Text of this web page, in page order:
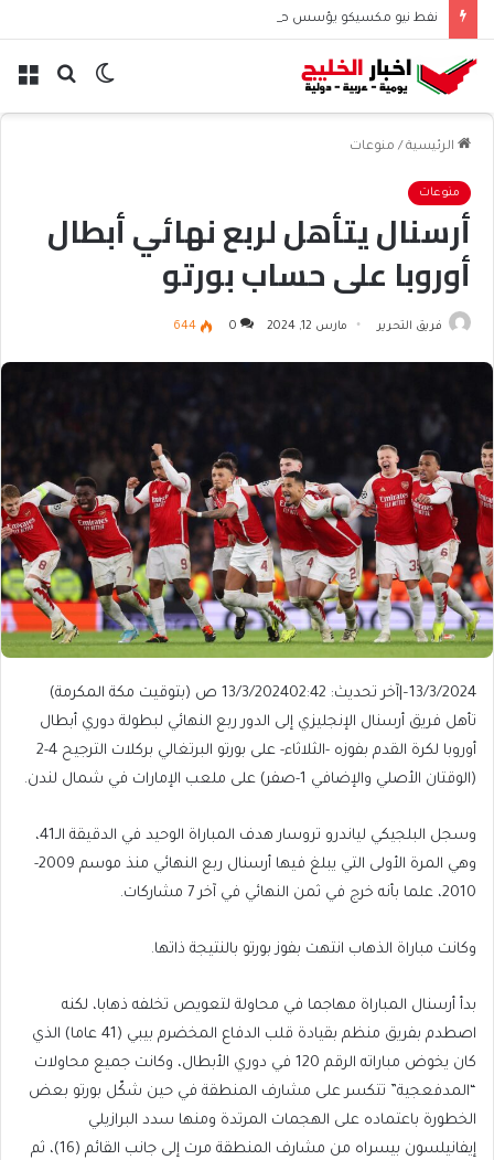
نفط نيو مكسيكو يؤسس صندوق 75 مليار دولار ويشعل جدل الإنفاق
بحث الوضع
الرئيسية / منوعات
منوعات
أرسنال يتأهل لربع نهائي أبطال
أوروبا على حساب بورتو
فريق التحرير مارس 12, 2024 0
644
13/3/2024
– آخر تحديث: 13/3/2024 02:42 ص (بتوقيت مكة المكرمة)
تأهل فريق أرسنال الإنجليزي إلى الدور ربع النهائي لبطولة دوري أبطال
أوروبا لكرة القدم بفوزه -الثلاثاء- على بورتو البرتغالي بركلات الترجيح 4-2
(الوقتان الأصلي والإضافي 1-صفر) على ملعب الإمارات في شمال لندن.
وسجل البلجيكي لياندرو تروسار هدف المباراة الوحيد في الدقيقة الـ41،
وهي المرة الأولى التي يبلغ فيها أرسنال ربع النهائي منذ موسم 2009-
2010، علما بأنه خرج في ثمن النهائي في آخر 7 مشاركات.
وكانت مباراة الذهاب انتهت بفوز بورتو بالنتيجة ذاتها.
بدأ أرسنال المباراة مهاجما في محاولة لتعويص تخلفه ذهابا، لكنه
اصطدم بفريق منظم بقيادة قلب الدفاع المخضرم بيبي (41 عاما) الذي
كان يخوض مباراته الرقم 120 في دوري الأبطال، وكانت جميع محاولات
“المدفعجية” تتكسر على مشارف المنطقة في حين شكّل بورتو بعض
الخطورة باعتماده على الهجمات المرتدة ومنها سدد البرازيلي
إيفانيلسون بيسراه من مشارف المنطقة مرت إلى جانب القائم (16)، ثم